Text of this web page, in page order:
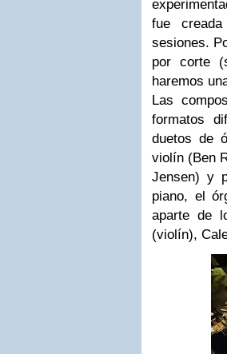
fue
sesiones.
por corte
haremos
Las
formatos
duetos de
violín (Ben
Jensen) y
piano, el
aparte de
(violín),